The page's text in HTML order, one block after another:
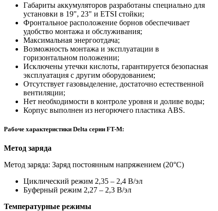
Габариты аккумуляторов разработаны специально для
установки в 19", 23" и ETSI стойки;
Фронтальное расположение борнов обеспечивает
удобство монтажа и обслуживания;
Максимальная энергоотдача;
Возможность монтажа и эксплуатации в
горизонтальном положении;
Исключены утечки кислоты, гарантируется безопасная
эксплуатация с другим оборудованием;
Отсутствует газовыделение, достаточно естественной
вентиляции;
Нет необходимости в контроле уровня и доливе воды;
Корпус выполнен из негорючего пластика ABS.
Рабоче характеристики Delta серии FT-M:
Метод заряда
Метод заряда: Заряд постоянным напряжением (20°С)
Циклический режим 2,35 – 2,4 В/эл
Буферный режим 2,27 – 2,3 В/эл
Температурные режимы